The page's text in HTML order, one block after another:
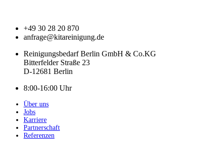
+49 30 28 20 870
anfrage@kitareinigung.de
Reinigungsbedarf Berlin GmbH & Co.KG
Bitterfelder Straße 23
D-12681 Berlin
8:00-16:00 Uhr
Über uns
Jobs
Karriere
Partnerschaft
Referenzen